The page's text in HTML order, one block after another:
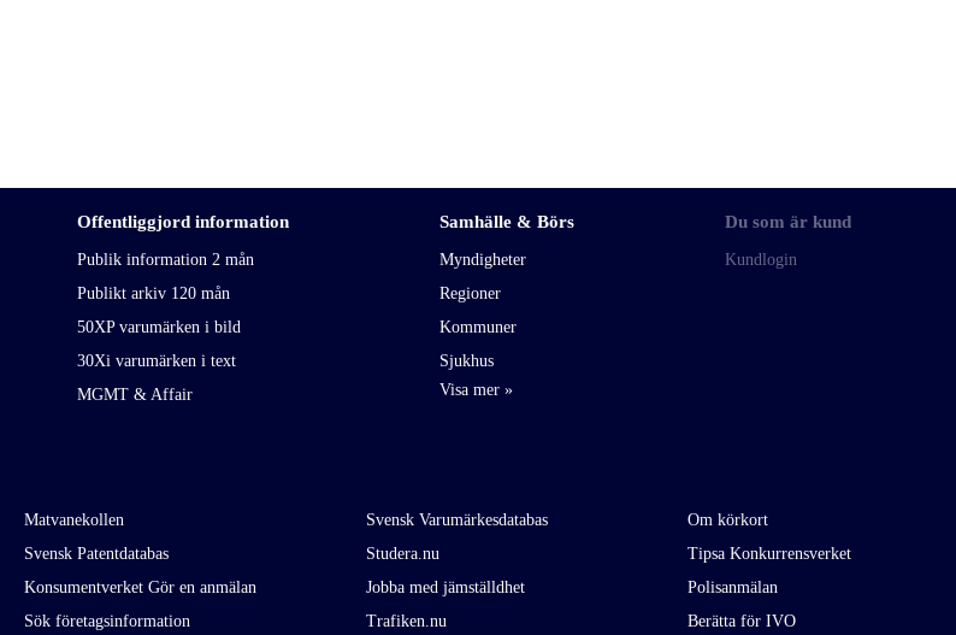
Offentliggjord information
Publik information 2 mån
Publikt arkiv 120 mån
50XP varumärken i bild
30Xi varumärken i text
MGMT & Affair
Samhälle & Börs
Myndigheter
Regioner
Kommuner
Sjukhus
Du som är kund
Kundlogin
Matvanekollen
Svensk Patentdatabas
Konsumentverket Gör en anmälan
Sök företagsinformation
Svensk Varumärkesdatabas
Studera.nu
Jobba med jämställdhet
Trafiken.nu
Om körkort
Tipsa Konkurrensverket
Polisanmälan
Berätta för IVO